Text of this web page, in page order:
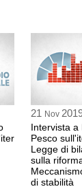
21 Nov
Intervista a
Pesco
Legge di
sulla
di stabilità